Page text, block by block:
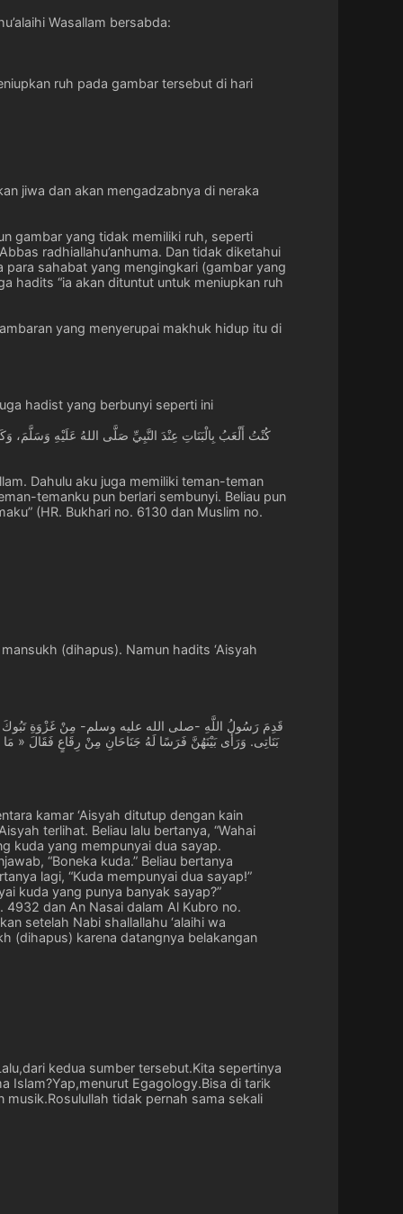
Wasallam bersabda:
ruh pada gambar tersebut di hari
jiwa dan akan mengadzabnya di neraka
gambar yang tidak memiliki ruh, seperti
radhiallahu’anhuma. Dan tidak diketahui
sahabat yang mengingkari (gambar yang
hadits “ia akan dituntut untuk meniupkan ruh
yang menyerupai makhuk hidup itu di
hadist yang berbunyi seperti ini
Dahulu aku juga memiliki teman-teman
temanku pun berlari sembunyi. Beliau pun
(HR. Bukhari no. 6130 dan Muslim no.
(dihapus). Namun hadits ‘Aisyah
بَنَاتِى. وَرَأَى بَيْنَهُنَّ فَرَسًا لَهُ جَنَاحَانِ مِنْ رِقَاعٍ فَقَالَ
kamar ‘Aisyah ditutup dengan kain
terlihat. Beliau lalu bertanya, “Wahai
kuda yang mempunyai dua sayap.
“Boneka kuda.” Beliau bertanya
lagi, “Kuda mempunyai dua sayap!”
kuda yang punya banyak sayap?”
4932 dan An Nasai dalam Al Kubro no.
setelah Nabi shallallahu ‘alaihi wa
(dihapus) karena datangnya belakangan
kedua sumber tersebut.Kita sepertinya
Islam?Yap,menurut Egagology.Bisa di tarik
tidak pernah sama sekali